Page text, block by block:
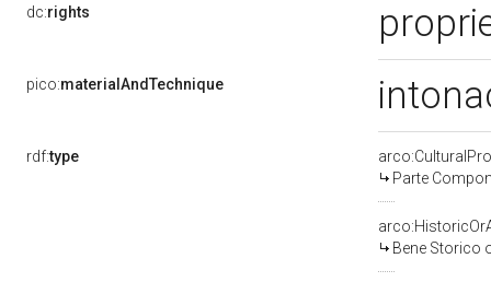
dc:rights
pico:materialAndTechnique
rdf:type
Parte
Bene Storico